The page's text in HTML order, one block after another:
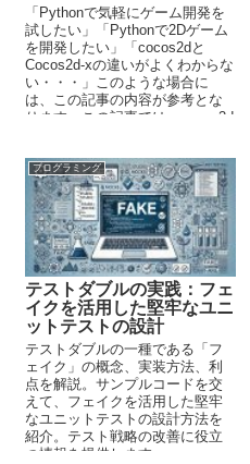
「Pythonで気軽にゲーム開発を
試したい」「Pythonで2Dゲーム
を開発したい」「cocos2dと
Cocos2d-xの違いがよくわからな
い・・・」このような場合に
は、この記事の内容が参考とな
ります。この記事では、cocos2d
プログラミング
テストダブルの実践：フェ
イクを活用した堅牢なユニ
ットテストの設計
テストダブルの一種である「フ
ェイク」の概念、実装方法、利
点を解説。サンプルコードを交
えて、フェイクを活用した堅牢
なユニットテストの設計方法を
紹介。テスト戦略の改善に役立
つ情報を提供します。